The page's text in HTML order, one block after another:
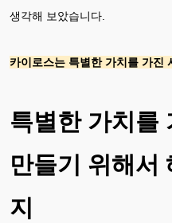
생각해 보았습니다.
카이로스는 특별한 가치를 가진
특별한 가치를
만들기 위해서
지